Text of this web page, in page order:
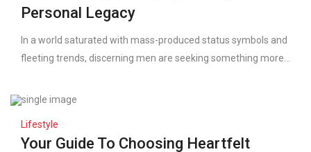
Personal Legacy
In a world saturated with mass-produced status symbols and
fleeting trends, discerning men are seeking something more...
Lifestyle
Your Guide To Choosing Heartfelt